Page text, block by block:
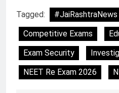
Tagged: #JaiRashtraNews
Competitive Exams
Exam Security
NEET Re Exam 2026